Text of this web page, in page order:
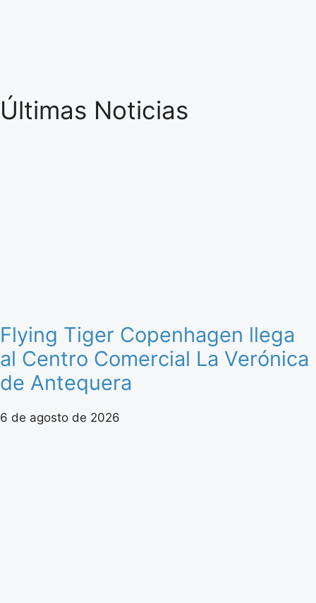
Últimas Noticias
Flying Tiger Copenhagen llega
al Centro Comercial La Verónica
de Antequera
6 de agosto de 2026